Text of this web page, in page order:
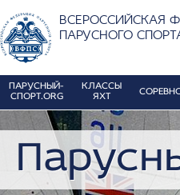
ВСЕРОССИЙСКАЯ
ПАРУСНОГО
ПАРУСНЫЙ-
СПОРТ.ORG
КЛАССЫ
ЯХТ